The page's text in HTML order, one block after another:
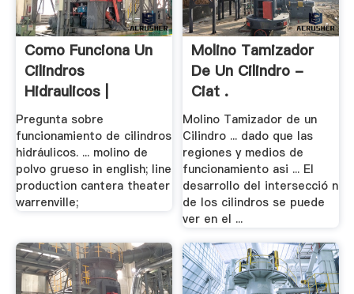
Como Funciona Un
Cilindros
Hidraulicos |
Raymond .
Pregunta sobre
funcionamiento de cilindros
hidráulicos. ... molino de
polvo grueso in english; line
production cantera theater
warrenville;
Molino Tamizador
De Un Cilindro -
Ciat .
Molino Tamizador de un
Cilindro ... dado que las
regiones y medios de
funcionamiento asi ... El
desarrollo del intersecció n
de los cilindros se puede
ver en el ...